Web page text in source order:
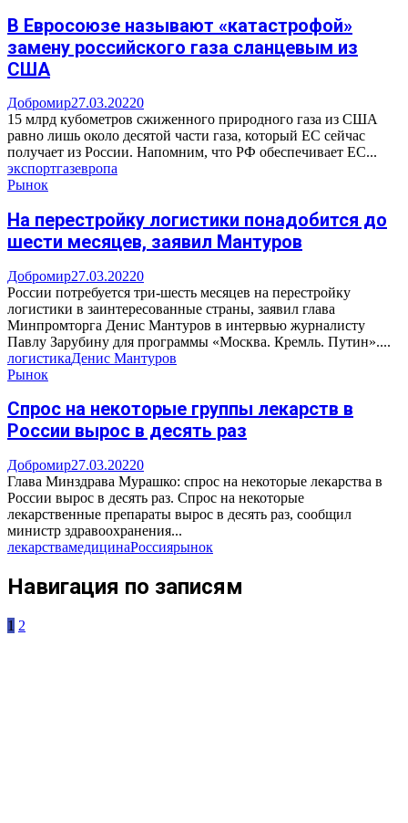
В Евросоюзе называют «катастрофой»
замену российского газа сланцевым из
США
Добромир27.03.20220
15 млрд кубометров сжиженного природного газа из США
равно лишь около десятой части газа, который ЕС сейчас
получает из России. Напомним, что РФ обеспечивает ЕС...
экспортгазевропа
Рынок
На перестройку логистики понадобится до
шести месяцев, заявил Мантуров
Добромир27.03.20220
России потребуется три-шесть месяцев на перестройку
логистики в заинтересованные страны, заявил глава
Минпромторга Денис Мантуров в интервью журналисту
Павлу Зарубину для программы «Москва. Кремль. Путин»....
логистикаДенис Мантуров
Рынок
Cпрос на некоторые группы лекарств в
России вырос в десять раз
Добромир27.03.20220
Глава Минздрава Мурашко: спрос на некоторые лекарства в
России вырос в десять раз. Спрос на некоторые
лекарственные препараты вырос в десять раз, сообщил
министр здравоохранения...
лекарствамедицинаРоссиярынок
Навигация по записям
1 2